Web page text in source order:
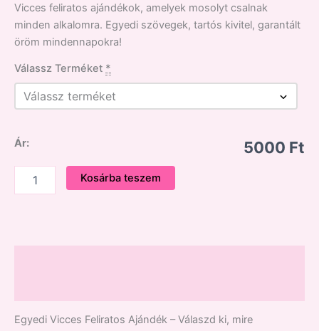
Vicces feliratos ajándékok, amelyek mosolyt csalnak
minden alkalomra. Egyedi szövegek, tartós kivitel, garantált
öröm mindennapokra!
Válassz Terméket *
Ár: 5000 Ft
Kosárba teszem
Egyedi Vicces Feliratos Ajándék – Válaszd ki, mire